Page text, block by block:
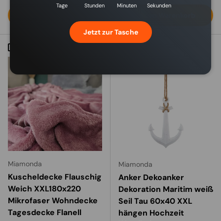
Miamonda
Kuscheldecke Flauschig
Weich XXL180x220
Mikrofaser Wohndecke
Tagesdecke Flanell
Miamonda
Anker Dekoanker
Dekoration Maritim weiß
Seil Tau 60x40 XXL
hängen Hochzeit
Tage Stunden Minuten Sekunden
Jetzt zur Tasche